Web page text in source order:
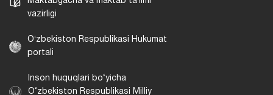
vazirligi
Oʻzbekiston Respublikasi Hukumat
portali
Inson huquqlari bo‘yicha
O‘zbekiston Respublikasi Milliy